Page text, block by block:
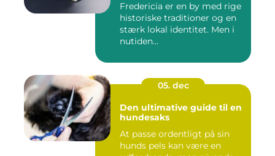
Fredericia er en by med rige
historiske traditioner og en
stærk lokal identitet. Men i
nutiden...
05. dec
Den ultimative guide til en
hundesaks
At passe ordentligt på sin
hunds pels kan være en